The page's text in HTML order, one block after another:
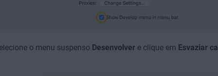
o menu suspenso Desenvolvere clique em Esvaziar